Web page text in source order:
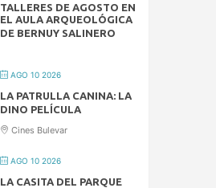
TALLERES DE AGOSTO EN
EL AULA ARQUEOLÓGICA
DE BERNUY SALINERO
AGO 10 2026
LA PATRULLA CANINA: LA
DINO PELÍCULA
Cines Bulevar
AGO 10 2026
LA CASITA DEL PARQUE